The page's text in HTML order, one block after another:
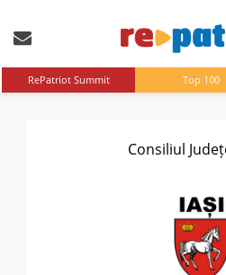
RePatriot Summit Top 100
Consiliul